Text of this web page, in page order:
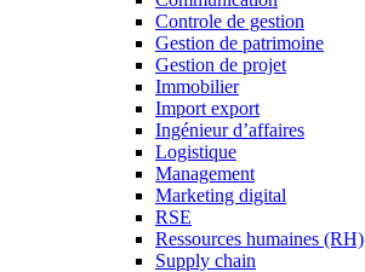
Controle de gestion
Gestion de patrimoine
Gestion de projet
Immobilier
Import export
Ingénieur d’affaires
Logistique
Management
Marketing digital
RSE
Ressources humaines (RH)
Supply chain